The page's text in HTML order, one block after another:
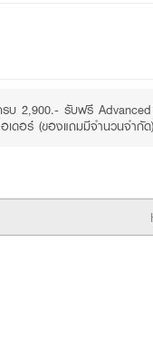
รบ 2,900.- รับฟรี
ดอร์ (ของแถมมีจำนวนจำกัด)